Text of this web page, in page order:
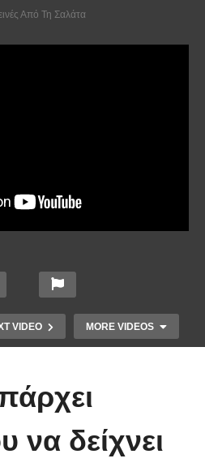
Από Τη Σαλάτα
VIDEO MORE VIDEOS
να δείχνει